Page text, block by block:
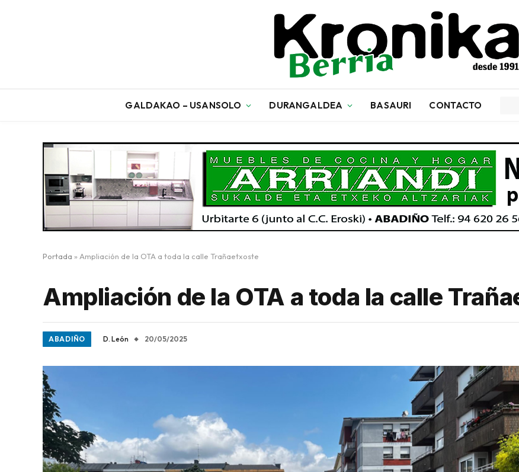
GALDAKAO – USANSOLO DURANGALDEA BASAURI CONTACTO
Portada » Ampliación de la OTA a toda la calle Trañaetxoste
Ampliación de la OTA a toda la calle
ABADIÑO D. León 20/05/2025